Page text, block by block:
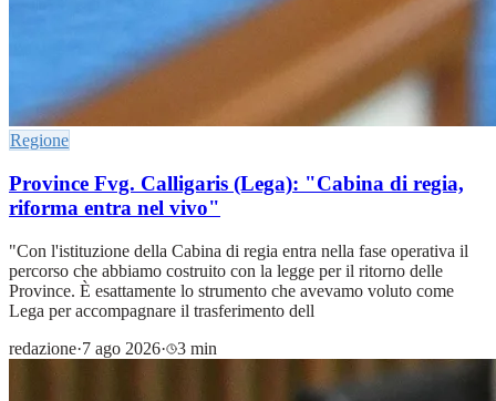
Regione
Province Fvg. Calligaris (Lega): "Cabina di regia,
riforma entra nel vivo"
"Con l'istituzione della Cabina di regia entra nella fase operativa il
percorso che abbiamo costruito con la legge per il ritorno delle
Province. È esattamente lo strumento che avevamo voluto come
Lega per accompagnare il trasferimento dell
redazione·7 ago 2026· 3 min